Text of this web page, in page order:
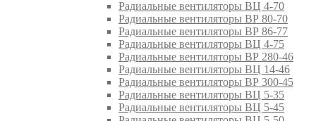
Радиальные вентиляторы ВЦ 4-70
Радиальные вентиляторы ВР 80-70
Радиальные вентиляторы ВР 86-77
Радиальные вентиляторы ВЦ 4-75
Радиальные вентиляторы ВР 280-46
Радиальные вентиляторы ВЦ 14-46
Радиальные вентиляторы ВР 300-45
Радиальные вентиляторы ВЦ 5-35
Радиальные вентиляторы ВЦ 5-45